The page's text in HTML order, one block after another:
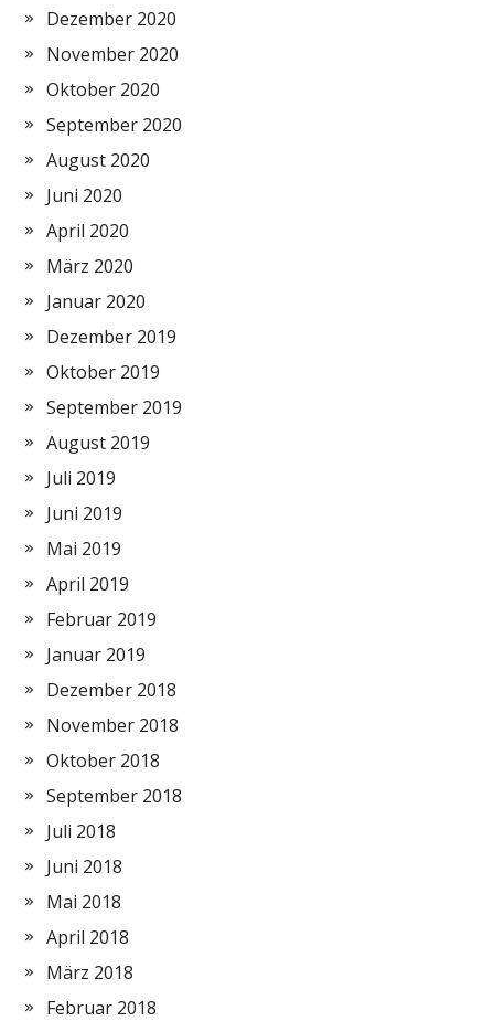
Dezember 2020
November 2020
Oktober 2020
September 2020
August 2020
Juni 2020
April 2020
März 2020
Januar 2020
Dezember 2019
Oktober 2019
September 2019
August 2019
Juli 2019
Juni 2019
Mai 2019
April 2019
Februar 2019
Januar 2019
Dezember 2018
November 2018
Oktober 2018
September 2018
Juli 2018
Juni 2018
Mai 2018
April 2018
März 2018
Februar 2018